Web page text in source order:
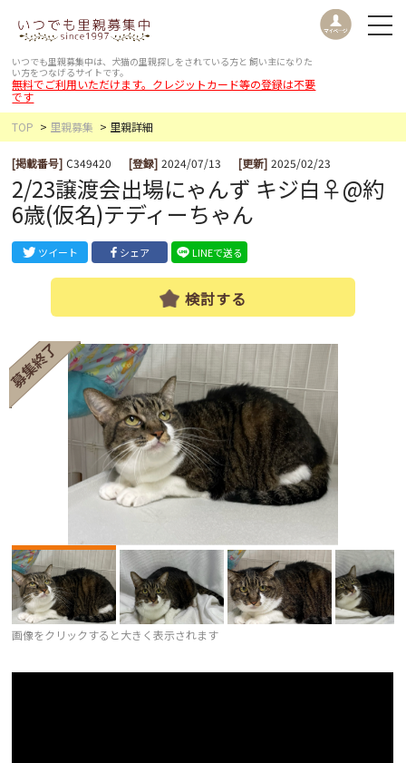
いつでも里親募集中は、犬猫の里親探しをされている方と 飼い主になりた
い方をつなげるサイトです。
無料でご利用いただけます。クレジットカード等の登録は不要
です
TOP
里親募集 里親詳細
[掲載番号] C349420 [登録] 2024/07/13 [更新] 2025/02/23
2/23譲渡会出場にゃんず キジ白♀@約
6歳(仮名)テディーちゃん
ツイート シェア LINEで送る
検討する
画像をクリックすると大きく表示されます